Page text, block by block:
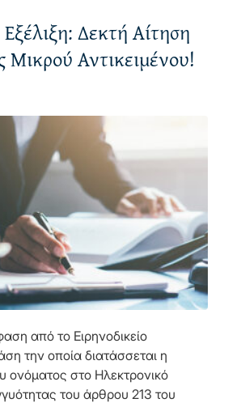
Δεκτή Αίτηση
Αντικειμένου!
από το Ειρηνοδικείο
την οποία διατάσσεται η
ονόματος στο Ηλεκτρονικό
του άρθρου 213 του